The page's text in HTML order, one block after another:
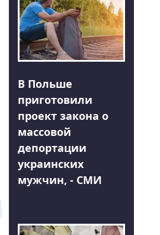
В Польше
приготовили
проект закона о
массовой
депортации
украинских
мужчин, - СМИ